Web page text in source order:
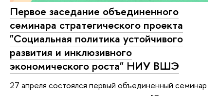
Первое заседание объединенного
семинара стратегического проекта
"Социальная политика устойчивого
развития и инклюзивного
экономического роста" НИУ ВШЭ
27 апреля состоялся первый объединенный семинар